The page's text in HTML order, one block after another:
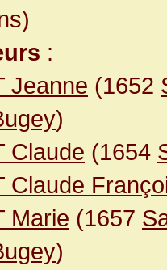
:
Jeanne (1652
)
Claude (1654
Claude
Marie (1657
)